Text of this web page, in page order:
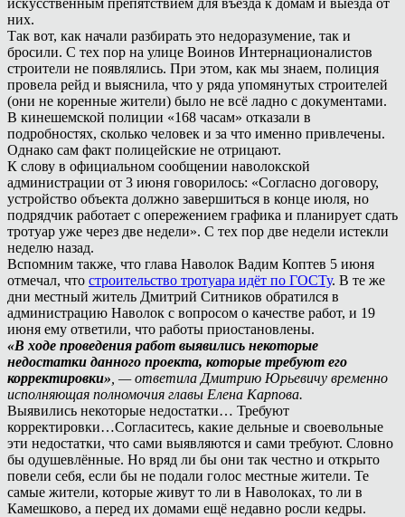
них.
Так вот, как начали разбирать это недоразумение, так и
бросили. С тех пор на улице Воинов Интернационалистов
строители не появлялись. При этом, как мы знаем, полиция
провела рейд и выяснила, что у ряда упомянутых строителей
(они не коренные жители) было не всё ладно с документами.
В кинешемской полиции «168 часам» отказали в
подробностях, сколько человек и за что именно привлечены.
Однако сам факт полицейские не отрицают.
К слову в официальном сообщении наволокской
администрации от 3 июня говорилось: «Согласно договору,
устройство объекта должно завершиться в конце июля, но
подрядчик работает с опережением графика и планирует сдать
тротуар уже через две недели». С тех пор две недели истекли
неделю назад.
Вспомним также, что глава Наволок Вадим Коптев 5 июня
отмечал, что строительство тротуара идёт по ГОСТу. В те же
дни местный житель Дмитрий Ситников обратился в
администрацию Наволок с вопросом о качестве работ, и 19
июня ему ответили, что работы приостановлены.
«В ходе проведения работ выявились некоторые
недостатки данного проекта, которые требуют его
корректировки» , — ответила Дмитрию Юрьевичу временно
исполняющая полномочия главы Елена Карпова.
Выявились некоторые недостатки… Требуют
корректировки…Согласитесь, какие дельные и своевольные
эти недостатки, что сами выявляются и сами требуют. Словно
бы одушевлённые. Но вряд ли бы они так честно и открыто
повели себя, если бы не подали голос местные жители. Те
самые жители, которые живут то ли в Наволоках, то ли в
Камешково, а перед их домами ещё недавно росли кедры.